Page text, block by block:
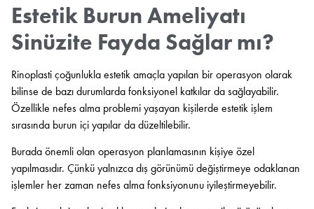
Estetik Burun Ameliyatı
Sinüzite Fayda Sağlar mı?
Rinoplasti çoğunlukla estetik amaçla yapılan bir operasyon olarak
bilinse de bazı durumlarda fonksiyonel katkılar da sağlayabilir.
Özellikle nefes alma problemi yaşayan kişilerde estetik işlem
sırasında burun içi yapılar da düzeltilebilir.
Burada önemli olan operasyon planlamasının kişiye özel
yapılmasıdır. Çünkü yalnızca dış görünümü değiştirmeye odaklanan
işlemler her zaman nefes alma fonksiyonunu iyileştirmeyebilir.